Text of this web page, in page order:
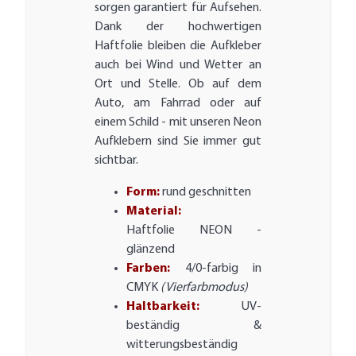
sorgen garantiert für Aufsehen.
Dank der hochwertigen
Haftfolie bleiben die Aufkleber
auch bei Wind und Wetter an
Ort und Stelle. Ob auf dem
Auto, am Fahrrad oder auf
einem Schild - mit unseren Neon
Aufklebern sind Sie immer gut
sichtbar.
Form:rund geschnitten
Material:
Haftfolie NEON -
glänzend
Farben: 4/0-farbig in
CMYK (Vierfarbmodus)
Haltbarkeit: UV-
beständig &
witterungsbeständig